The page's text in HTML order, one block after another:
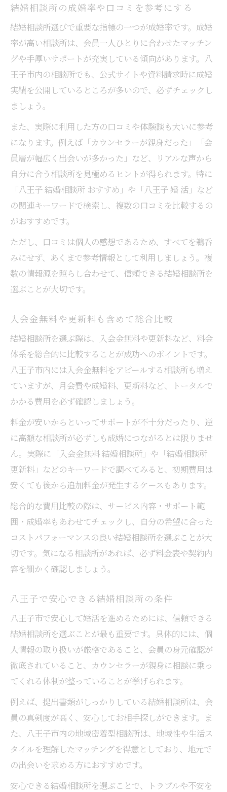
結婚相談所の成婚率や口コミを参考にする
結婚相談所選びで重要な指標の一つが成婚率です。成婚
率が高い相談所は、会員一人ひとりに合わせたマッチン
グや手厚いサポートが充実している傾向があります。八
王子市内の相談所でも、公式サイトや資料請求時に成婚
実績を公開しているところが多いので、必ずチェックし
ましょう。
また、実際に利用した方の口コミや体験談も大いに参考
になります。例えば「カウンセラーが親身だった」「会
員層が幅広く出会いが多かった」など、リアルな声から
自分に合う相談所を見極めるヒントが得られます。特に
「八王子 結婚相談所 おすすめ」や「八王子 婚 活」など
の関連キーワードで検索し、複数の口コミを比較するの
がおすすめです。
ただし、口コミは個人の感想であるため、すべてを鵜呑
みにせず、あくまで参考情報として利用しましょう。複
数の情報源を照らし合わせて、信頼できる結婚相談所を
選ぶことが大切です。
入会金無料や更新料も含めて総合比較
結婚相談所を選ぶ際は、入会金無料や更新料など、料金
体系を総合的に比較することが成功へのポイントです。
八王子市内には入会金無料をアピールする相談所も増え
ていますが、月会費や成婚料、更新料など、トータルで
かかる費用を必ず確認しましょう。
料金が安いからといってサポートが不十分だったり、逆
に高額な相談所が必ずしも成婚につながるとは限りませ
ん。実際に「入会金無料 結婚相談所」や「結婚相談所
更新料」などのキーワードで調べてみると、初期費用は
安くても後から追加料金が発生するケースもあります。
総合的な費用比較の際は、サービス内容・サポート範
囲・成婚率もあわせてチェックし、自分の希望に合った
コストパフォーマンスの良い結婚相談所を選ぶことが大
切です。気になる相談所があれば、必ず料金表や契約内
容を細かく確認しましょう。
八王子で安心できる結婚相談所の条件
八王子市で安心して婚活を進めるためには、信頼できる
結婚相談所を選ぶことが最も重要です。具体的には、個
人情報の取り扱いが厳格であること、会員の身元確認が
徹底されていること、カウンセラーが親身に相談に乗っ
てくれる体制が整っていることが挙げられます。
例えば、提出書類がしっかりしている結婚相談所は、会
員の真剣度が高く、安心してお相手探しができます。ま
た、八王子市内の地域密着型相談所は、地域性や生活ス
タイルを理解したマッチングを得意としており、地元で
の出会いを求める方におすすめです。
安心できる結婚相談所を選ぶことで、トラブルや不安を